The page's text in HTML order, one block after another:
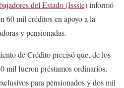
del Estado (Issste)informó
60 mil créditos en apoyo a la
y pensionadas.
de Crédito precisó que, de los
mil fueron préstamos ordinarios,
para pensionados y dos mil